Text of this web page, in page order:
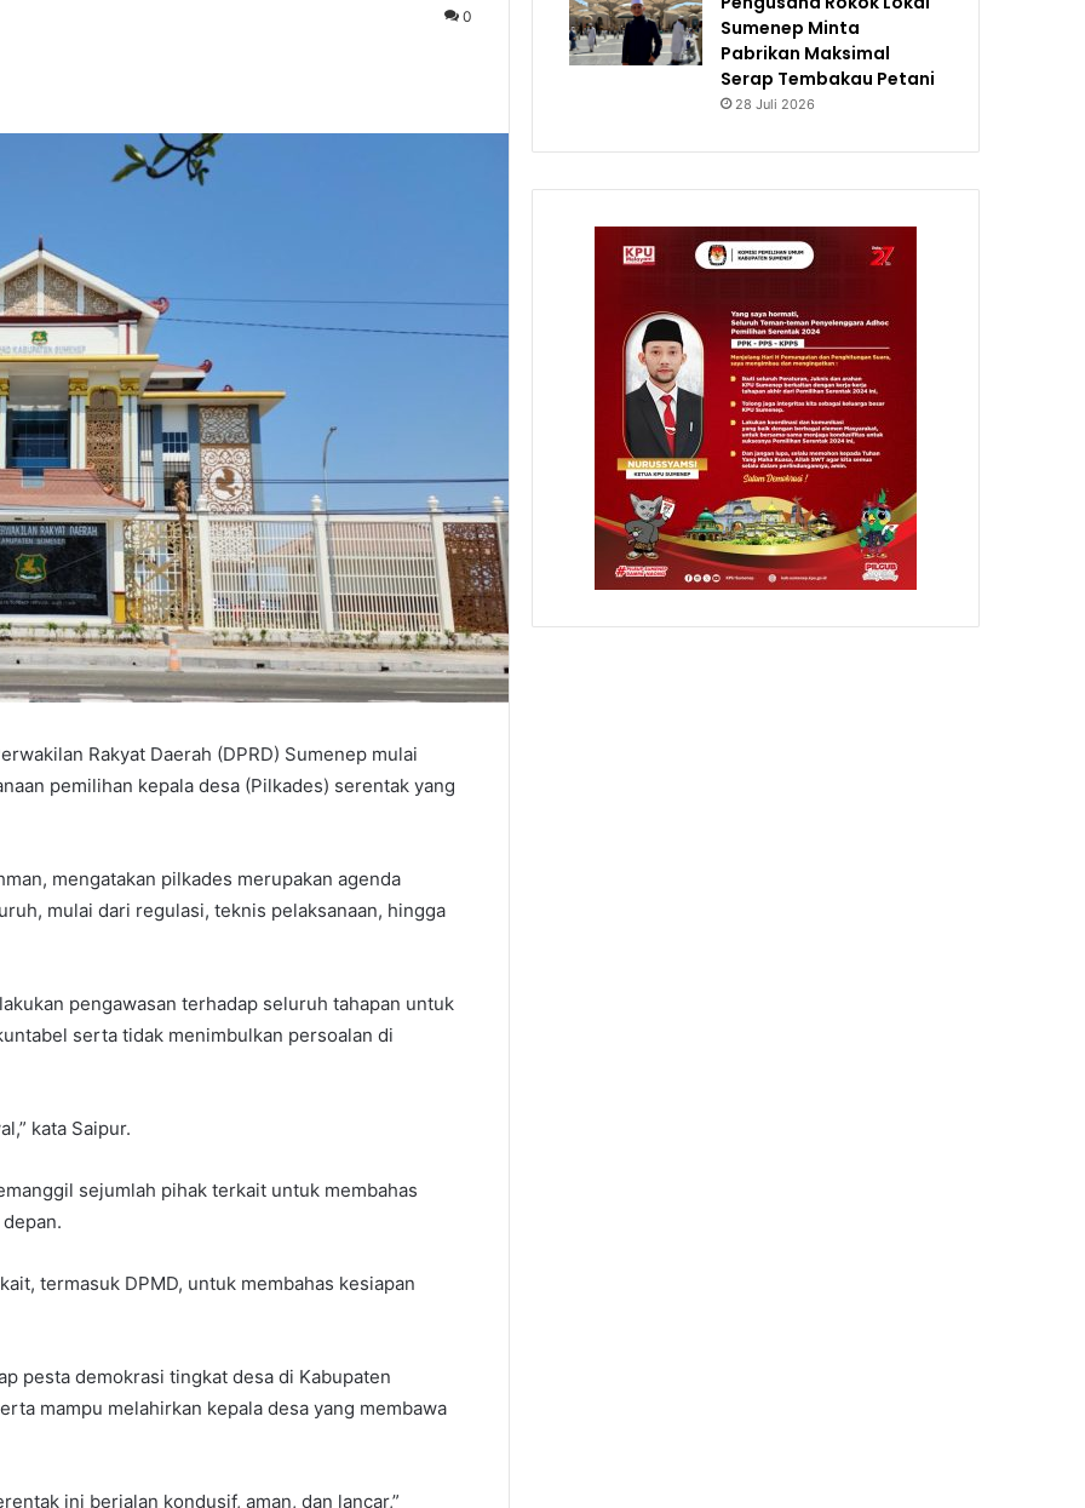
0
Rakyat Daerah (DPRD) Sumenep mulai
pemilihan kepala desa (Pilkades) serentak yang
mengatakan pilkades merupakan agenda
mulai dari regulasi, teknis pelaksanaan, hingga
pengawasan terhadap seluruh tahapan untuk
serta tidak menimbulkan persoalan di
kata Saipur.
sejumlah pihak terkait untuk membahas
termasuk DPMD, untuk membahas kesiapan
pesta demokrasi tingkat desa di Kabupaten
mampu melahirkan kepala desa yang membawa
ini berjalan kondusif, aman, dan lancar,”
Sumenep Minta
Pabrikan Maksimal
Serap Tembakau Petani
28 Juli 2026